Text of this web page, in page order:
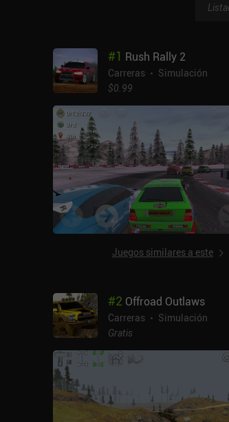
#1 Rush Rally 2
Carreras
Simulación
$0.99
Juegos similares a este
#2 Offroad Outlaws
Carreras
Simulación
Gratis